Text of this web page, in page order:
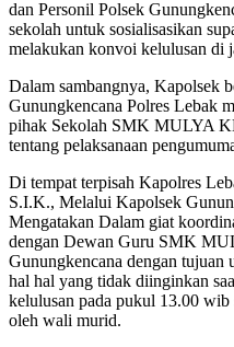
dan Personil Polsek
sekolah untuk sosialisasikan
melakukan konvoi kelulusan di
Dalam sambangnya, Kapolsek
Gunungkencana Polres Lebak
pihak Sekolah SMK MULYA
tentang pelaksanaan
Di tempat terpisah Kapolres
S.I.K., Melalui Kapolsek
Mengatakan Dalam giat
dengan Dewan Guru SMK
Gunungkencana dengan tujuan
hal hal yang tidak diinginkan
kelulusan pada pukul 13.00 wib
oleh wali murid.